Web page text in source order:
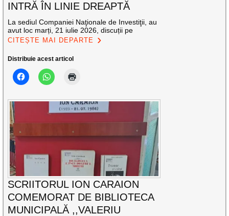
INTRĂ ÎN LINIE DREAPTĂ
La sediul Companiei Naţionale de Investiţii, au
avut loc marți, 21 iulie 2026, discuții pe
CITEȘTE MAI DEPARTE
Distribuie acest articol
SCRIITORUL ION CARAION
COMEMORAT DE BIBLIOTECA
MUNICIPALĂ ,,VALERIU